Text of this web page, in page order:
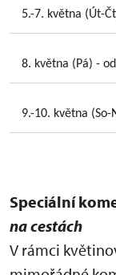
5.-7. května (Út-
8. května (Pá) -
9.-10. května
Speciální
na cestách
V rámci